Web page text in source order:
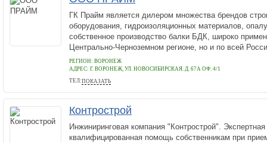
ГК Прайм является дилером множества брендов
оборудования, гидроизоляционных материалов,
собственное производство балки БДК, широко
Центрально-Черноземном регионе, но и по всей
РЕГИОН: ВОРОНЕЖ
АДРЕС: Г. ВОРОНЕЖ, УЛ. НОВОСИБИРСКАЯ. Д. 67А ОФ. 4/1
ТЕЛ:ПОКАЗАТЬ
+7 (473) 300-35-50
Контрострой
Инжиниринговая компания "Контрострой".
квалифицированная помощь собственникам при